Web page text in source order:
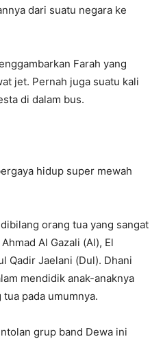
dari suatu negara ke
Farah yang
jet. Pernah juga suatu kali
di dalam bus.
orang tua yang sangat
Al Gazali (Al), El
Qadir Jaelani (Dul). Dhani
mendidik anak-anaknya
pada umumnya.
grup band Dewa ini